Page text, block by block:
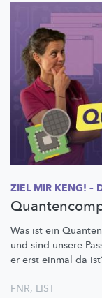
ZIEL MIR KENG! –
Was ist ein
und sind unsere
er erst einmal da
FNR, LIST